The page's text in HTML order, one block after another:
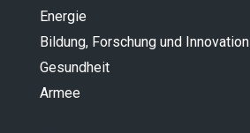
Energie
Bildung, Forschung und Innovation
Gesundheit
Armee